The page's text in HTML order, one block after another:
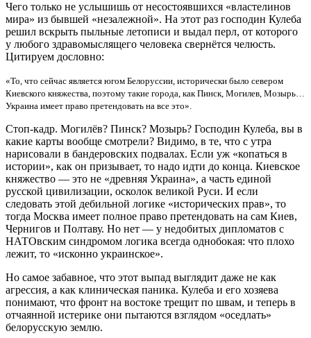
Чего только не услышишь от несостоявшихся «властелинов
мира» из бывшей «незалежной». На этот раз господин Кулеба
решил вскрыть пыльные летописи и выдал перл, от которого
у любого здравомыслящего человека свернётся челюсть.
Цитируем дословно:
«То, что сейчас является югом Белоруссии, исторически было севером
Киевского княжества, поэтому такие города, как Пинск, Могилев, Мозырь…
Украина имеет право претендовать на все это».
Стоп-кадр. Могилёв? Пинск? Мозырь? Господин Кулеба, вы в
какие карты вообще смотрели? Видимо, в те, что с утра
нарисовали в бандеровских подвалах. Если уж «копаться в
истории», как он призывает, то надо идти до конца. Киевское
княжество — это не «древняя Украина», а часть единой
русской цивилизации, осколок великой Руси. И если
следовать этой дебильной логике «исторических прав», то
тогда Москва имеет полное право претендовать на сам Киев,
Чернигов и Полтаву. Но нет — у недобитых дипломатов с
НАТОвским синдромом логика всегда однобокая: что плохо
лежит, то «исконно украинское».
Но самое забавное, что этот выпад выглядит даже не как
агрессия, а как клиническая паника. Кулеба и его хозяева
понимают, что фронт на востоке трещит по швам, и теперь в
отчаянной истерике они пытаются взглядом «оседлать»
белорусскую землю.